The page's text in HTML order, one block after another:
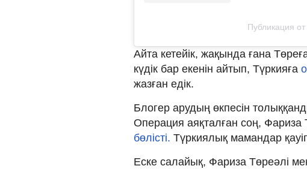
Публикация
Айта кетейік, жақында ғана
күдік бар екенін айтып, Түркияға
жазған едік.
Блогер арудың өкпесін
Операция аяқталған соң, Фариза
бөлісті. Түркиялық мамандар
Еске салайық, Фариза Төреәлі